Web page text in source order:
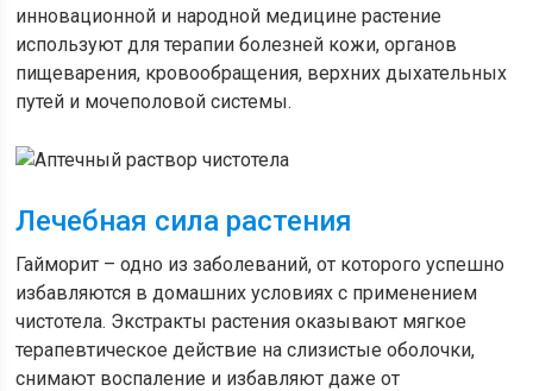
инновационной и народной медицине растение
используют для терапии болезней кожи, органов
пищеварения, кровообращения, верхних дыхательных
путей и мочеполовой системы.
Лечебная сила растения
Гайморит – одно из заболеваний, от которого успешно
избавляются в домашних условиях с применением
чистотела. Экстракты растения оказывают мягкое
терапевтическое действие на слизистые оболочки,
снимают воспаление и избавляют даже от